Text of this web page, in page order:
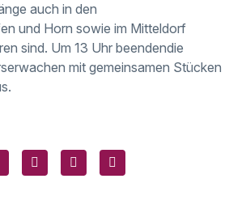
auch in den
und Horn sowie im Mitteldorf
sind. Um 13 Uhr beendendie
mit gemeinsamen Stücken